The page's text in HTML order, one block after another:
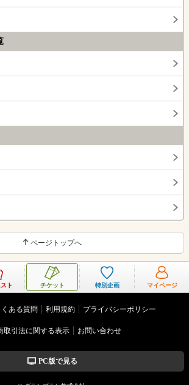
ページトップへ
ト チケット 特別企画 マイページ
くある質問 利用規約 プライバシーポリシー
取引法に関する表示 お問い合わせ
PC版で見る